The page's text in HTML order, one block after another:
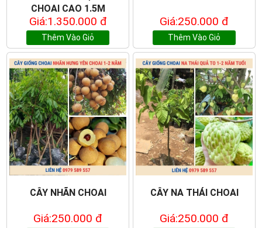
CHOAI CAO 1.5M
Giá:1.350.000 đ
Thêm Vào Giỏ
Giá:250.000 đ
Thêm Vào Giỏ
CÂY NHÃN CHOAI
Giá:250.000 đ
CÂY NA THÁI CHOAI
Giá:250.000 đ